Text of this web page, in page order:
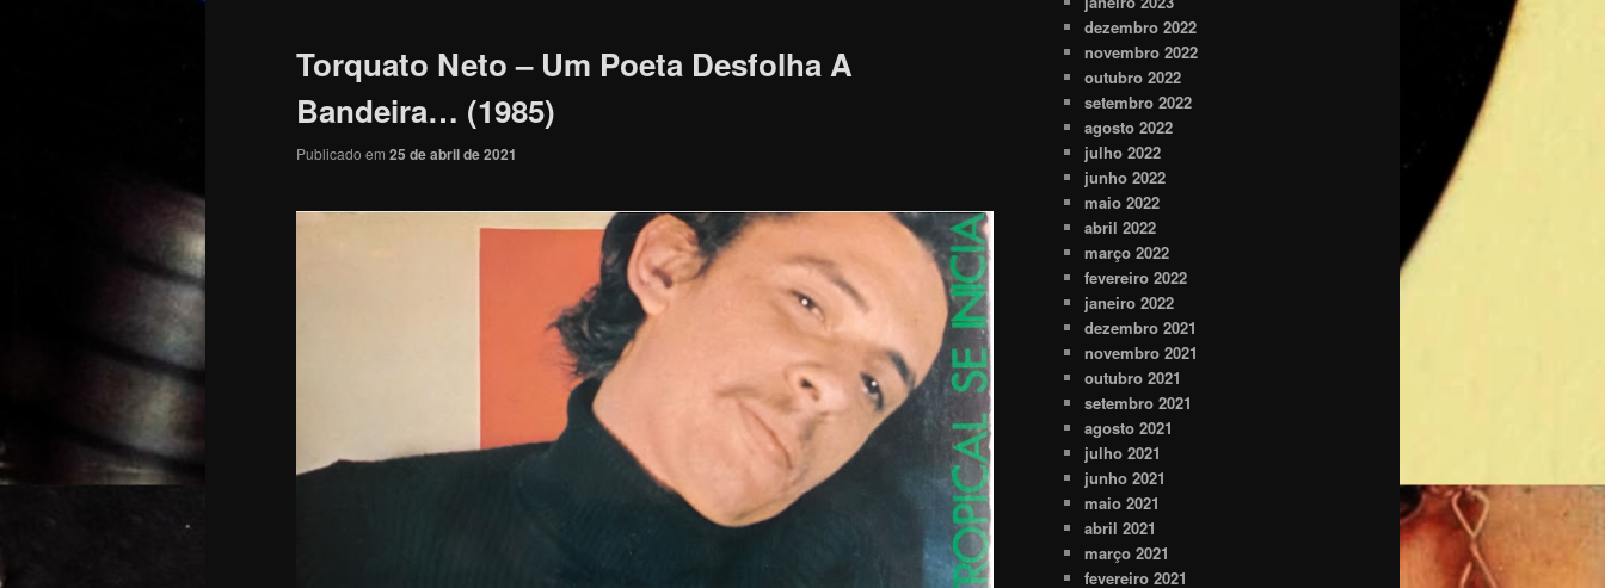
Torquato Neto – Um Poeta Desfolha A
Bandeira… (1985)
Publicado em 25 de abril de 2021
dezembro 2022
novembro 2022
outubro 2022
setembro 2022
agosto 2022
julho 2022
junho 2022
maio 2022
abril 2022
março 2022
fevereiro 2022
janeiro 2022
dezembro 2021
novembro 2021
outubro 2021
setembro 2021
agosto 2021
julho 2021
junho 2021
maio 2021
abril 2021
março 2021
fevereiro 2021